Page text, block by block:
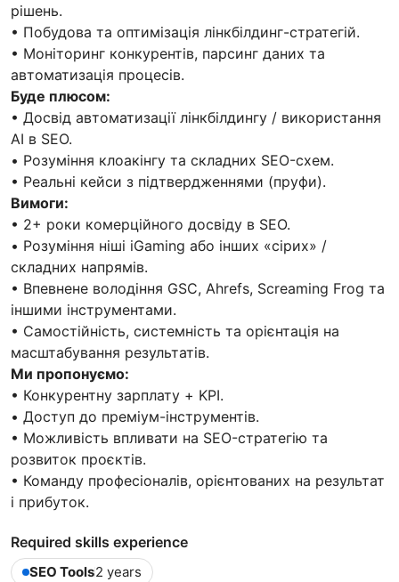
рішень.
• Побудова та оптимізація лінкбілдинг-стратегій.
• Моніторинг конкурентів, парсинг даних та
автоматизація процесів.
Буде плюсом:
• Досвід автоматизації лінкбілдингу / використання
AI в SEO.
• Розуміння клоакінгу та складних SEO-схем.
• Реальні кейси з підтвердженнями (пруфи).
Вимоги:
• 2+ роки комерційного досвіду в SEO.
• Розуміння ніші iGaming або інших «сірих» /
складних напрямів.
• Впевнене володіння GSC, Ahrefs, Screaming Frog та
іншими інструментами.
• Самостійність, системність та орієнтація на
масштабування результатів.
Ми пропонуємо:
• Конкурентну зарплату + KPI.
• Доступ до преміум-інструментів.
• Можливість впливати на SEO-стратегію та
розвиток проєктів.
• Команду професіоналів, орієнтованих на результат
і прибуток.
Required skills experience
SEO Tools2 years